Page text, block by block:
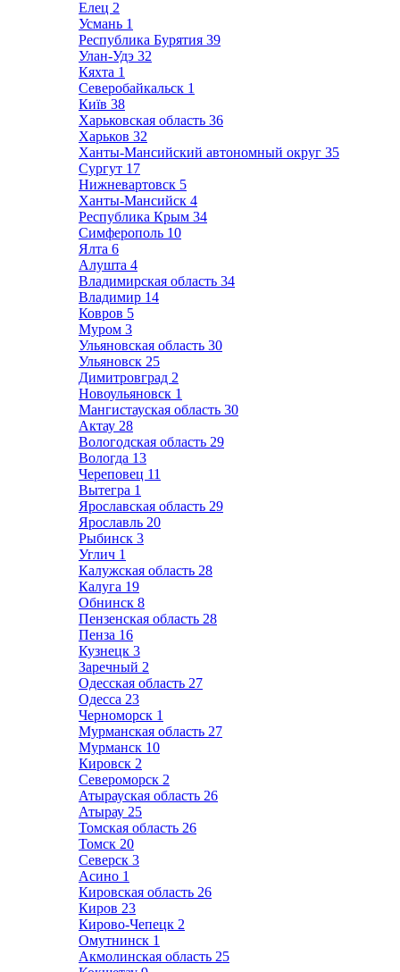
Елец 2
Усмань 1
Республика Бурятия 39
Улан-Удэ 32
Кяхта 1
Северобайкальск 1
Київ 38
Харьковская область 36
Харьков 32
Ханты-Мансийский автономный округ 35
Сургут 17
Нижневартовск 5
Ханты-Мансийск 4
Республика Крым 34
Симферополь 10
Ялта 6
Алушта 4
Владимирская область 34
Владимир 14
Ковров 5
Муром 3
Ульяновская область 30
Ульяновск 25
Димитровград 2
Новоульяновск 1
Мангистауская область 30
Актау 28
Вологодская область 29
Вологда 13
Череповец 11
Вытегра 1
Ярославская область 29
Ярославль 20
Рыбинск 3
Углич 1
Калужская область 28
Калуга 19
Обнинск 8
Пензенская область 28
Пенза 16
Кузнецк 3
Заречный 2
Одесская область 27
Одесса 23
Черноморск 1
Мурманская область 27
Мурманск 10
Кировск 2
Североморск 2
Атырауская область 26
Атырау 25
Томская область 26
Томск 20
Северск 3
Асино 1
Кировская область 26
Киров 23
Кирово-Чепецк 2
Омутнинск 1
Акмолинская область 25